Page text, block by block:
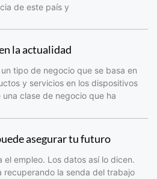
de este país y
la actualidad
tipo de negocio que se basa en
y servicios en los dispositivos
clase de negocio que ha
asegurar tu futuro
el empleo. Los datos así lo dicen.
recuperando la senda del trabajo